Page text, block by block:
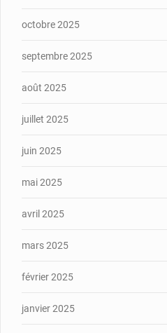
octobre 2025
septembre 2025
août 2025
juillet 2025
juin 2025
mai 2025
avril 2025
mars 2025
février 2025
janvier 2025